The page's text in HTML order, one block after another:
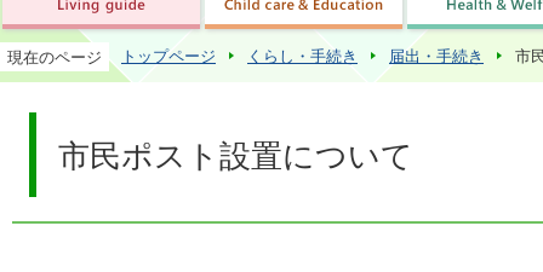
現在のページ トップページ くらし・手続き 届出・手続き 市
市民ポスト設置について